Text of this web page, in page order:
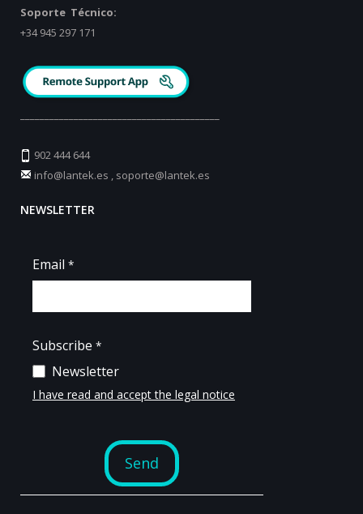
Soporte Técnico:
+34 945 297 171
902 444 644
info@lantek.es , soporte@lantek.es
NEWSLETTER